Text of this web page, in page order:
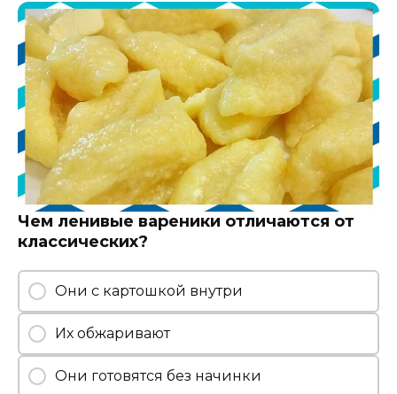
Чем ленивые вареники отличаются от
классических?
Они с картошкой внутри
Их обжаривают
Они готовятся без начинки